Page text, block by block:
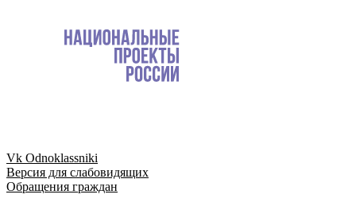
Vk Odnoklassniki
Версия для слабовидящих
Обращения граждан